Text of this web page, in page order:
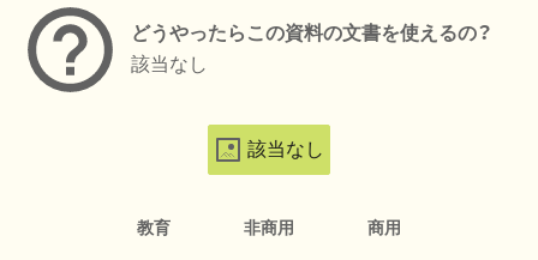
どうやったらこの資料の文書を使えるの？
該当なし
該当なし
教育 非商用 商用